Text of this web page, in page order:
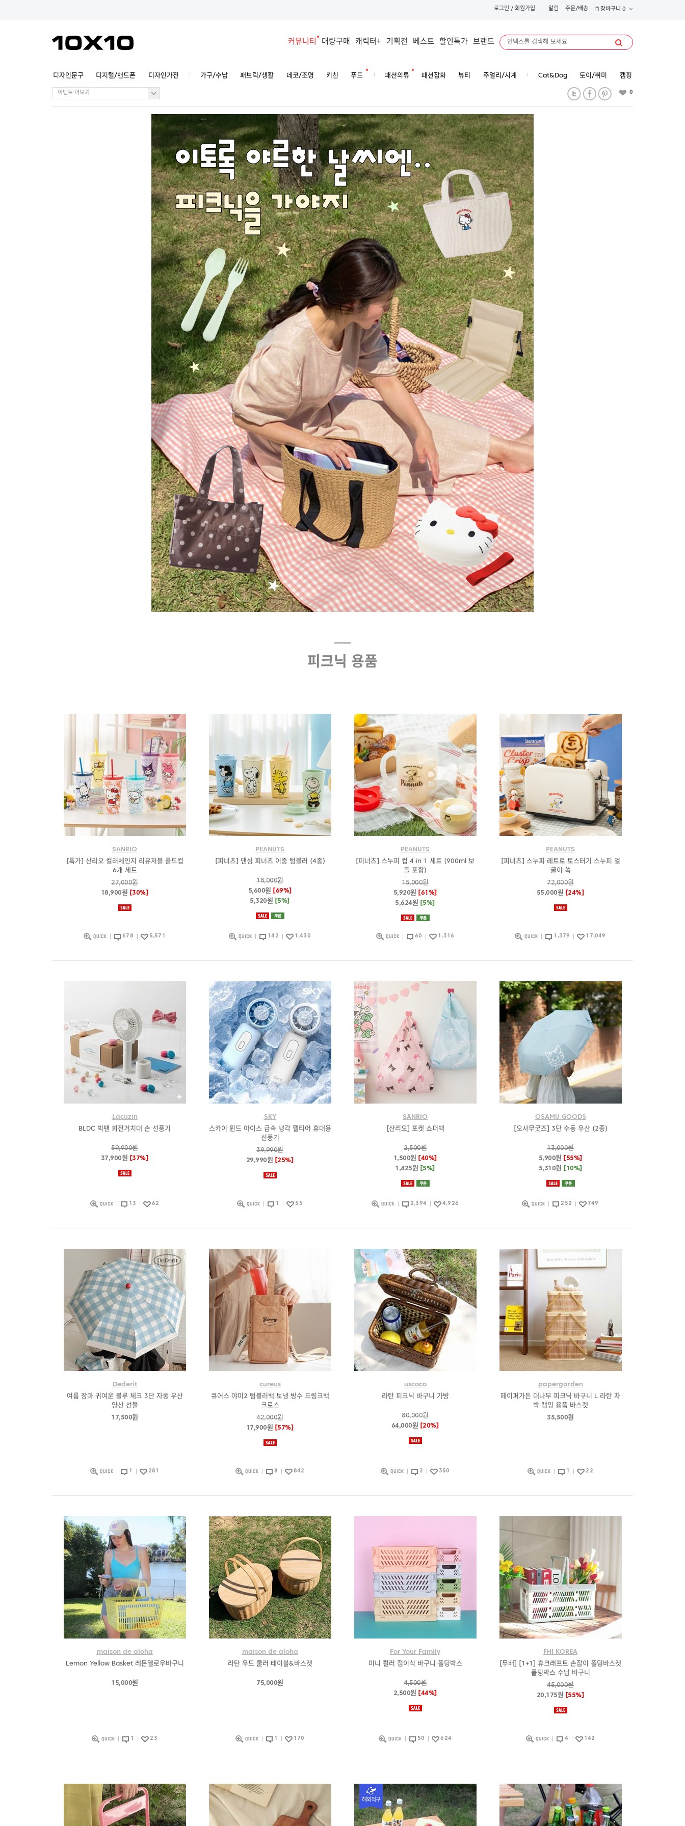
로그인 / 회원가입 알림 주문/배송 장바구니 0
커뮤니티 대량구매 캐릭터+ 기획전 베스트 할인특가 브랜드
디자인문구 디지털/핸드폰 디자인가전 가구/수납 패브릭/생활 데코/조명 키친 푸드 패션의류 패션잡화 뷰티 주얼리/시계 Cat&Dog 토이/취미 캠핑
이벤트 더보기 0
피크닉 용품
SANRIO
[특가] 산리오 컬러체인지 리유저블 콜드컵
6개 세트
27,000원
18,900원 [30%]
678 5,571
PEANUTS
[피너츠] 댄싱 피너츠 이중 텀블러 (4종)
18,000원
5,600원 [69%]
5,320원 [5%]
142 1,430
PEANUTS
[피너츠] 스누피 컵 4 in 1 세트 (900ml 보
틀 포함)
15,000원
5,920원 [61%]
5,624원 [5%]
60 1,316
PEANUTS
[피너츠] 스누피 레트로 토스터기 스누피 얼
굴이 쏙
72,000원
55,000원 [24%]
1,379 17,049
Lacuzin
BLDC 빅팬 회전거치대 손 선풍기
59,900원
37,900원 [37%]
13 62
SKY
스카이 윈드 아이스 급속 냉각 펠티어 휴대용
선풍기
39,990원
29,990원 [25%]
1 55
SANRIO
[산리오] 포켓 쇼퍼백
2,500원
1,500원 [40%]
1,425원 [5%]
2,394 4,926
OSAMU GOODS
[오사무굿즈] 3단 수동 우산 (2종)
13,000원
5,900원 [55%]
5,310원 [10%]
252 749
Dederit
여름 장마 귀여운 블루 체크 3단 자동 우산
양산 선물
17,500원
1 281
cureus
큐어스 야미2 텀블러백 보냉 방수 드링크백
크로스
42,000원
17,900원 [57%]
8 842
uscoco
라탄 피크닉 바구니 가방
80,000원
64,000원 [20%]
2 350
papergarden
페이퍼가든 대나무 피크닉 바구니 L 라탄 차
박 캠핑 용품 바스켓
35,500원
1 22
maison de aloha
Lemon Yellow Basket 레몬옐로우바구니
15,000원
1 23
maison de aloha
라탄 우드 쿨러 테이블&바스켓
75,000원
1 170
For Your Family
미니 컬러 접이식 바구니 폴딩박스
4,500원
2,500원 [44%]
50 624
FHI KOREA
[무배] [1+1] 휴크래프트 손잡이 폴딩바스켓
폴딩박스 수납 바구니
45,000원
20,175원 [55%]
4 142
해외직구